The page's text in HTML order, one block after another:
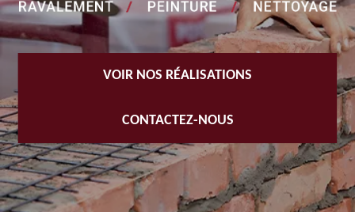
VOIR NOS RÉALISATIONS
CONTACTEZ-NOUS